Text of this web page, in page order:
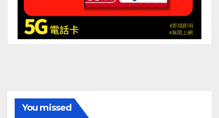
You missed